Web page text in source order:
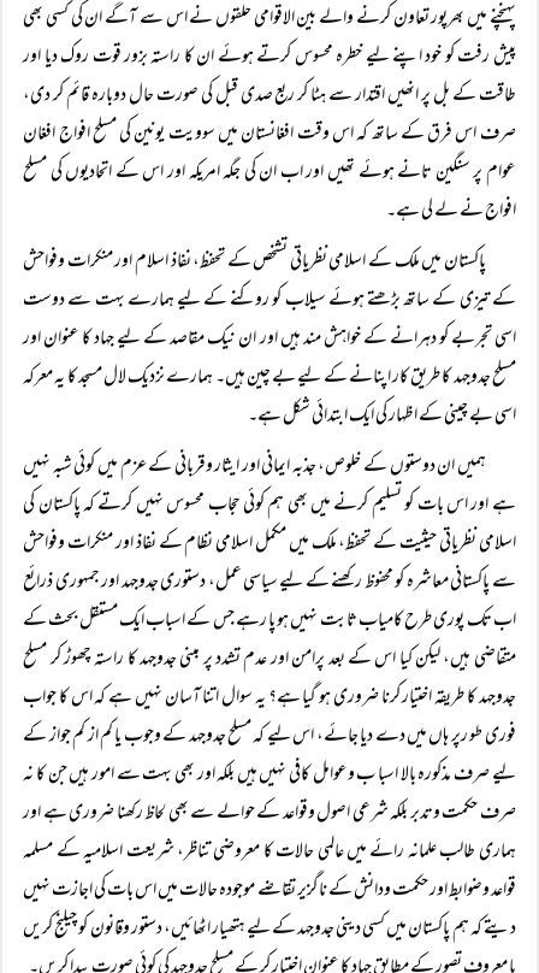
پہنچنے میں بھرپور تعاون کرنے والے بین الاقوامی حلقوں نے اس سے آگے ان کی کسی بھی
پیش رفت کو خود اپنے لیے خطرہ محسوس کرتے ہوئے ان کا راستہ بزور قوت روک دیا اور
طاقت کے بل پر انھیں اقتدار سے ہٹا کر ربع صدی قبل کی صورت حال دوبارہ قائم کر دی،
صرف اس فرق کے ساتھ کہ اس وقت افغانستان میں سوویت یونین کی مسلح افواج افغان
عوام پر سنگین تانے ہوئے تھیں اور اب ان کی جگہ امریکہ اور اس کے اتحادیوں کی مسلح
افواج نے لے لی ہے۔
پاکستان میں ملک کے اسلامی نظریاتی تشخص کے تحفظ، نفاذ اسلام اور منکرات وفواحش
کے تیزی کے ساتھ بڑھتے ہوئے سیلاب کو روکنے کے لیے ہمارے بہت سے دوست
اسی تجربے کو دہرانے کے خواہش مند ہیں اور ان نیک مقاصد کے لیے جہاد کا عنوان اور
مسلح جدوجہد کا طریق کار اپنانے کے لیے بے چین ہیں۔ ہمارے نزدیک لال مسجد کا یہ معرکہ
اسی بے چینی کے اظہار کی ایک ابتدائی شکل ہے۔
ہمیں ان دوستوں کے خلوص، جذبہ ایمانی اور ایثار وقربانی کے عزم میں کوئی شبہ نہیں
ہے اور اس بات کو تسلیم کرنے میں بھی ہم کوئی حجاب محسوس نہیں کرتے کہ پاکستان کی
اسلامی نظریاتی حیثیت کے تحفظ، ملک میں مکمل اسلامی نظام کے نفاذ اور منکرات وفواحش
سے پاکستانی معاشرہ کو محفوظ رکھنے کے لیے سیاسی عمل، دستوری جدوجہد اور جمہوری ذرائع
اب تک پوری طرح کامیاب ثابت نہیں ہو پا رہے جس کے اسباب ایک مستقل بحث کے
متقاضی ہیں، لیکن کیا اس کے بعد پرامن اور عدم تشدد پر مبنی جدوجہد کا راستہ چھوڑ کر مسلح
جدوجہد کا طریقہ اختیار کرنا ضروری ہو گیا ہے؟ یہ سوال اتنا آسان نہیں ہے کہ اس کا جواب
فوری طو رپر ہاں میں دے دیا جائے، اس لیے کہ مسلح جدوجہد کے وجوب یا کم از کم جواز کے
لیے صرف مذکورہ بالا اسبا ب وعوامل کافی نہیں ہیں بلکہ اور بھی بہت سے امور ہیں جن کا نہ
صرف حکمت وتدبر بلکہ شرعی اصول وقواعد کے حوالے سے بھی لحاظ رکھنا ضروری ہے اور
ہماری طالب علمانہ رائے میں عالمی حالات کا معروضی تناظر، شریعت اسلامیہ کے مسلمہ
قواعد وضوابط اور حکمت ودانش کے ناگزیر تقاضے موجودہ حالات میں اس بات کی اجازت نہیں
دیتے کہ ہم پاکستان میں کسی دینی جدوجہد کے لیے ہتھیار اٹھائیں، دستور وقانون کو چیلنج کریں